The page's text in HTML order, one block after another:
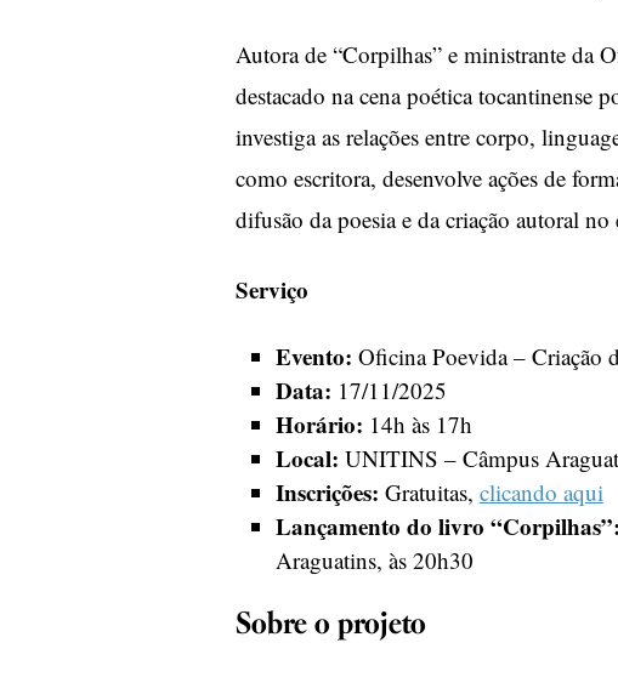
Autora de “Corpilhas” e ministrante da
destacado na cena poética tocantinense
investiga as relações entre corpo,
como escritora, desenvolve ações de
difusão da poesia e da criação autoral no
Serviço
Evento: Oficina Poevida – Criação
Data: 17/11/2025
Horário: 14h às 17h
Local: UNITINS – Câmpus
Inscrições: Gratuitas, clicando aqui
Lançamento do livro “Corpilhas”:
Araguatins, às 20h30
Sobre o projeto